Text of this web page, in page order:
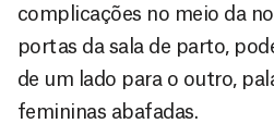
complicações no meio da
portas da sala de parto,
de um lado para o outro,
femininas abafadas.